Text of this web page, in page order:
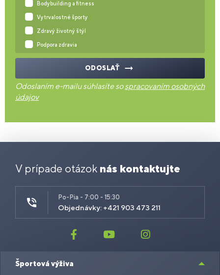
Bodybuilding a fitness
Vytrvalostné športy
Zdravý životný štýl
Podpora zdravia
ODOSLAŤ
Odoslaním e-mailu súhlasíte sospracovaním osobných
údajov
V prípade otázok nás kontaktujte
Po-Pia - 7:00 - 15:30
Objednávky: +421 903 473 211
Športová výživa